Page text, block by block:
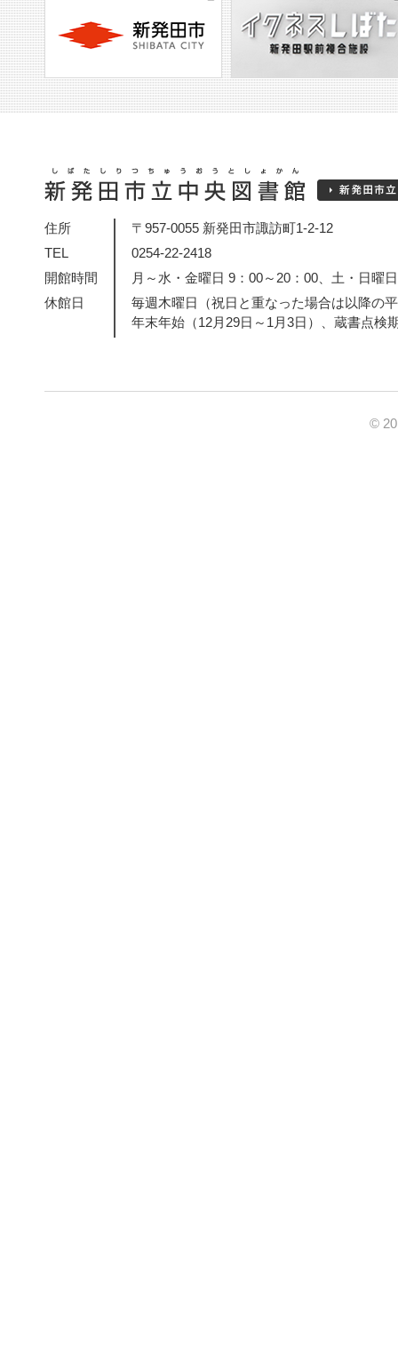
住所
〒957-0055 新発田市諏訪町1-2-12
TEL
0254-22-2418
開館時間
月～水・金曜日 9：00～20：00、土・日曜
休館日
毎週木曜日（祝日と重なった場合は以降の
年末年始（12月29日～1月3日）、蔵書点検
©